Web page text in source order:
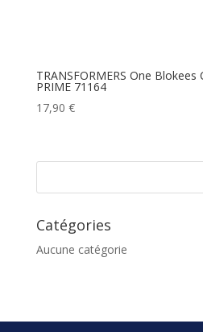
TRANSFORMERS One Blokees
PRIME 71164
17,90 €
Catégories
Aucune catégorie